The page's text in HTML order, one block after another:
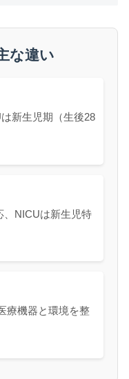
な違い
新生児期（生後28
、NICUは新生児特
療機器と環境を整